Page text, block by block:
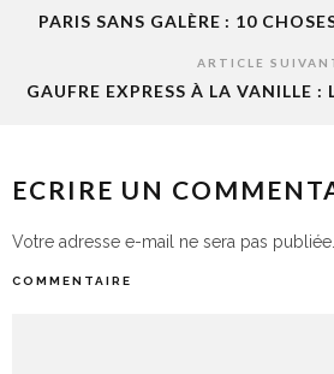
PARIS SANS GALÈRE : 10
ARTICLE
GAUFRE EXPRESS À LA VANILLE :
ECRIRE UN
Votre adresse e-mail ne sera pas publiée.
COMMENTAIRE